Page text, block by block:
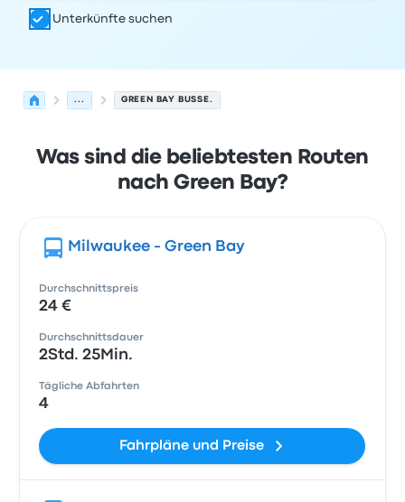
Unterkünfte suchen
... GREEN BAY BUSSE.
Was sind die beliebtesten Routen
nach Green Bay?
Milwaukee - Green Bay
Durchschnittspreis
24 €
Durchschnittsdauer
2Std. 25Min.
Tägliche Abfahrten
4
Fahrpläne und Preise